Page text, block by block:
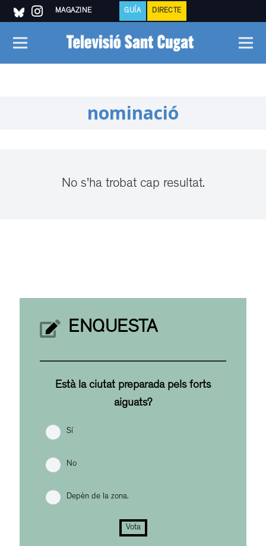
MAGAZINE GUÍA DIRECTE
nominació
No s'ha trobat cap resultat.
ENQUESTA
Està la ciutat preparada pels forts
aiguats?
Sí
No
Depèn de la zona.
Vota